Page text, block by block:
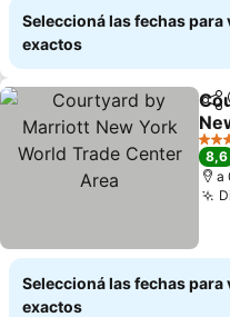
Seleccioná las fechas
exactos
Ver
3
8,6
a
Seleccioná las fechas
exactos